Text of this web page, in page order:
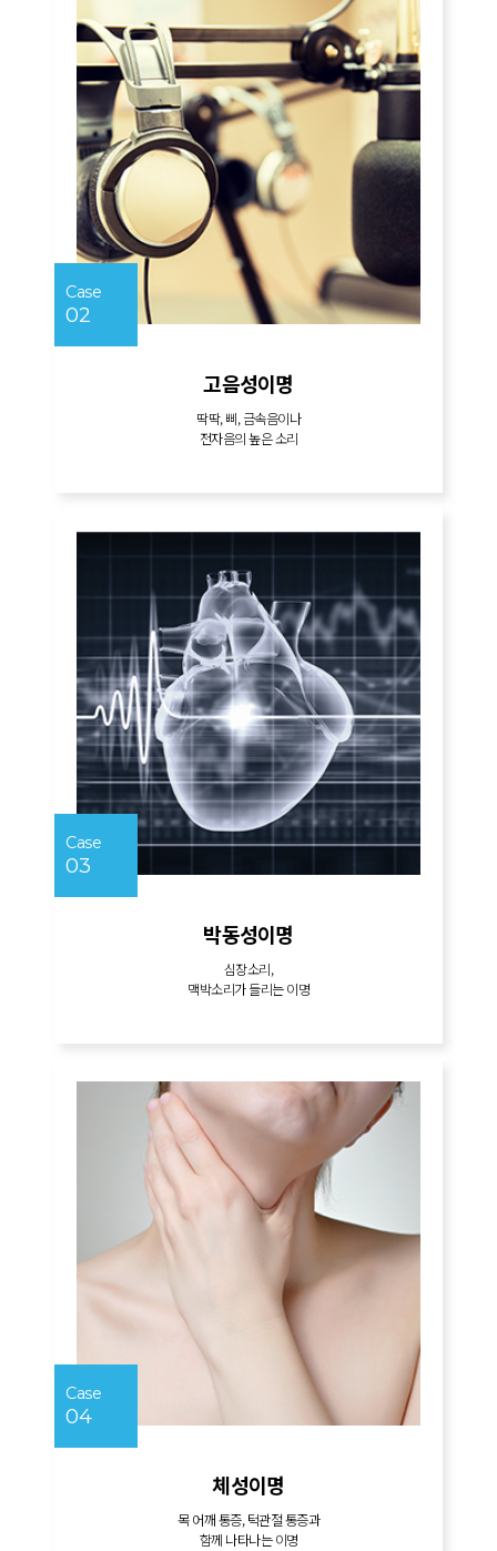
Case
02
고음성이명
딱딱, 삐, 금속음이나
전자음의 높은 소리
Case
03
박동성이명
심장소리,
맥박소리가 들리는 이명
Case
04
체성이명
목 어깨 통증, 턱관절 통증과
함께 나타나는 이명